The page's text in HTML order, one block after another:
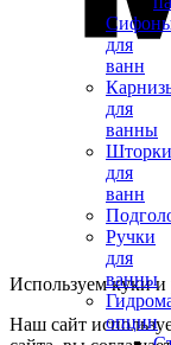
для
ванн
для
ванны
Шторки
для
ванн
Ручки
для
ванны
опции
Используем куки и
Наш сайт